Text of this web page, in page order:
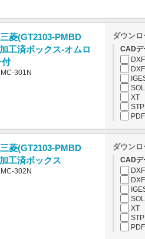
菱(GT2103-PMBD
工済ボックス-オムロ
付
301N
ダウンロ
CADデ
DXF
XT
STP
PDF
菱(GT2103-PMBD
工済ボックス
302N
ダウンロ
CADデ
DXF
XT
STP
PDF